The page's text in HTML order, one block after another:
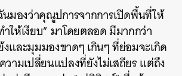
มองว่าคุณูปการจากการเปิดพื้นที่ให้
ให้เงียบ” มาโดยตลอด มีมากกว่า
ละมุมมองขาดๆ เกินๆ ที่ย่อมจะเกิด
ามเปลี่ยนแปลงที่ยังไม่เสถียร แต่ถึง